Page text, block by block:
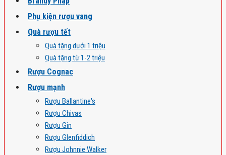
Phụ kiện rượu vang
Quà rượu tết
Quà tặng dưới 1 triệu
Quà tặng từ 1-2 triệu
Rượu Cognac
Rượu mạnh
Rượu Ballantine's
Rượu Chivas
Rượu Gin
Rượu Glenfiddich
Rượu Johnnie Walker